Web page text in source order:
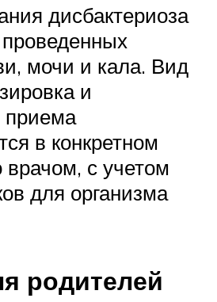
дисбактериоза
мочи и кала. Вид
и
приема
в конкретном
врачом, с учетом
для организма
родителей